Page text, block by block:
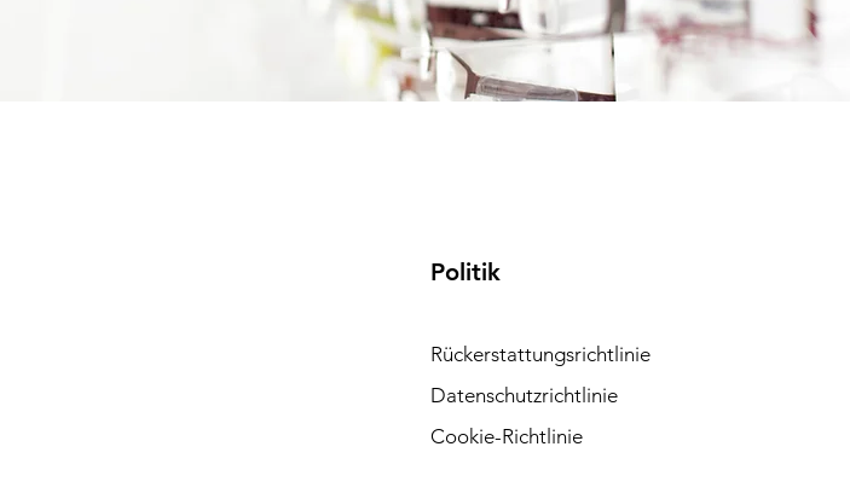
Politik
Rückerstattungsrichtlinie
Datenschutzrichtlinie
Cookie-Richtlinie